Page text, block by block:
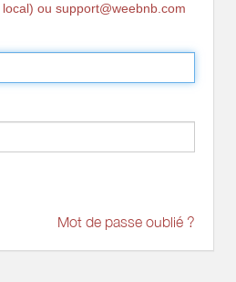
ou support@weebnb.com
Mot de passe oublié ?